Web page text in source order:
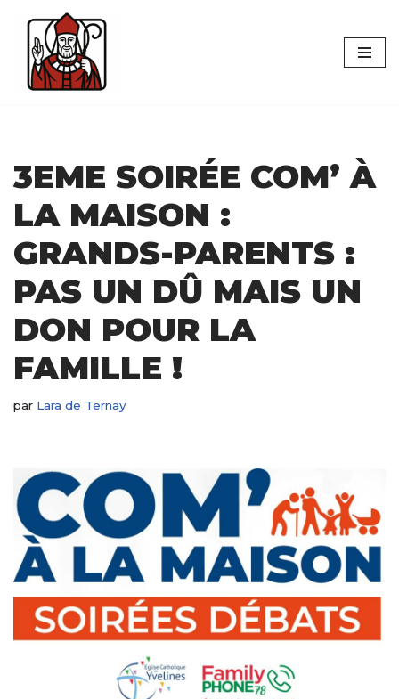
Aller
contenu
3EME SOIRÉE COM’ À
LA MAISON :
GRANDS-PARENTS :
PAS UN DÛ MAIS UN
DON POUR LA
FAMILLE !
par Lara de Ternay